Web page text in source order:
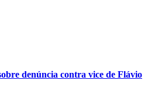
denúncia contra vice de Flávio